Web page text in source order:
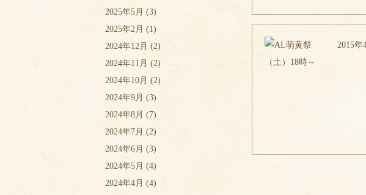
2025年5月 (3)
2025年2月 (1)
2024年12月 (2)
2024年11月 (2)
2024年10月 (2)
2024年9月 (3)
2024年8月 (7)
2024年7月 (2)
2024年6月 (3)
2024年5月 (4)
2024年4月 (4)